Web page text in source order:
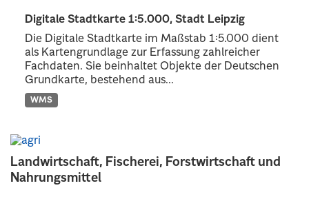
Landwirtschaft, Fischerei, Forstwirtschaft und
Nahrungsmittel
Digitale Stadtkarte 1:5.000, Stadt Leipzig
Die Digitale Stadtkarte im Maßstab 1:5.000 dient
als Kartengrundlage zur Erfassung zahlreicher
Fachdaten. Sie beinhaltet Objekte der Deutschen
Grundkarte, bestehend aus...
WMS